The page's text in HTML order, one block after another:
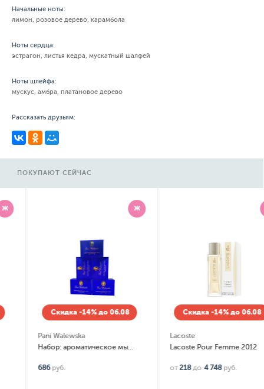
Начальные ноты:
лимон, розовое дерево, карамбола
Ноты сердца:
эстрагон, листья кедра, мускатный шалфей
Ноты шлейфа:
мускус, амбра, платановое дерево
Рассказать друзьям:
ПОКУПАЮТ СЕЙЧАС
Скидка -14% до 06.08
Pani Walewska
Набор: ароматическое мыло Classic 5 шт по 100гр
руб.
Скидка -14% до 06.08
Lacoste Pour Femme 2012
до 4 748 руб.